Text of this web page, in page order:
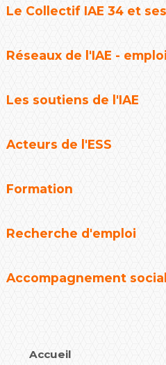
Le Collectif IAE 34 et
Réseaux de l'IAE -
Les soutiens de l'IAE
Acteurs de l'ESS
Formation
Recherche d'emploi
Accompagnement
Accueil